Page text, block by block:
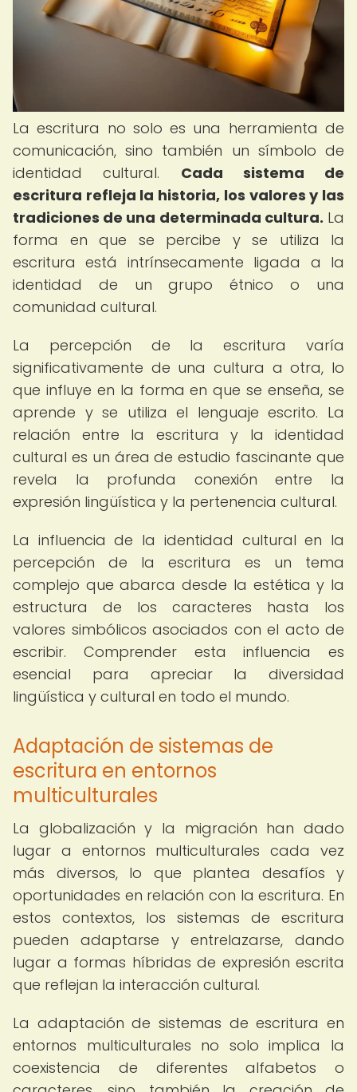
La escritura no solo es una herramienta de
comunicación, sino también un símbolo de
identidad cultural. Cada sistema de
escritura refleja la historia, los valores y las
tradiciones de una determinada cultura. La
forma en que se percibe y se utiliza la
escritura está intrínsecamente ligada a la
identidad de un grupo étnico o una
comunidad cultural.
La percepción de la escritura varía
significativamente de una cultura a otra, lo
que influye en la forma en que se enseña, se
aprende y se utiliza el lenguaje escrito. La
relación entre la escritura y la identidad
cultural es un área de estudio fascinante que
revela la profunda conexión entre la
expresión lingüística y la pertenencia cultural.
La influencia de la identidad cultural en la
percepción de la escritura es un tema
complejo que abarca desde la estética y la
estructura de los caracteres hasta los
valores simbólicos asociados con el acto de
escribir. Comprender esta influencia es
esencial para apreciar la diversidad
lingüística y cultural en todo el mundo.
Adaptación de sistemas de
escritura en entornos
multiculturales
La globalización y la migración han dado
lugar a entornos multiculturales cada vez
más diversos, lo que plantea desafíos y
oportunidades en relación con la escritura. En
estos contextos, los sistemas de escritura
pueden adaptarse y entrelazarse, dando
lugar a formas híbridas de expresión escrita
que reflejan la interacción cultural.
La adaptación de sistemas de escritura en
entornos multiculturales no solo implica la
coexistencia de diferentes alfabetos o